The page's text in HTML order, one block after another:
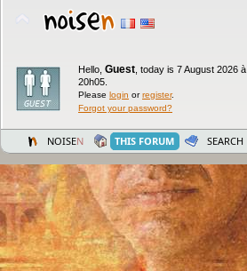
Hello, Guest today is 7 August 2026 à
20h05.
Please login orregister.
Forgot your password?
NOISEN THIS FORUM SEARCH